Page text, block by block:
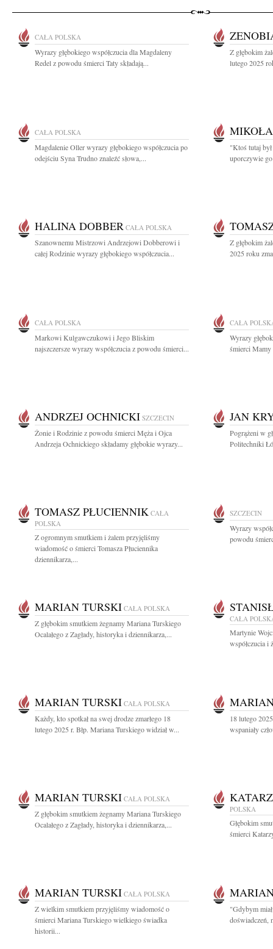
CAŁA POLSKA
Wyrazy głębokiego współczucia dla Magdaleny
Redel z powodu śmierci Taty składają...
Z głębokim
lutego 2025
CAŁA POLSKA
Magdalenie Oller wyrazy głębokiego współczucia po
odejściu Syna Trudno znaleźć słowa,...
"Ktoś tutaj
uporczywie
HALINA DOBBER CAŁA POLSKA
Szanownemu Mistrzowi Andrzejowi Dobberowi i
całej Rodzinie wyrazy głębokiego współczucia...
Z głębokim
2025 roku
CAŁA POLSKA
Markowi Kulgawczukowi i Jego Bliskim
najszczersze wyrazy współczucia z powodu śmierci...
CAŁA
Wyrazy
śmierci
ANDRZEJ OCHNICKI SZCZECIN
Żonie i Rodzinie z powodu śmierci Męża i Ojca
Andrzeja Ochnickiego składamy głębokie wyrazy...
JAN
Pogrążeni w
Politechniki
TOMASZ PŁUCIENNIK CAŁA
POLSKA
Z ogromnym smutkiem i żalem przyjęliśmy
wiadomość o śmierci Tomasza Płuciennika
dziennikarza,...
SZCZECIN
Wyrazy
powodu
MARIAN TURSKI CAŁA POLSKA
Z głębokim smutkiem żegnamy Mariana Turskiego
Ocalałego z Zagłady, historyka i dziennikarza,...
CAŁA
Martynie
współczucia i
MARIAN TURSKI CAŁA POLSKA
Każdy, kto spotkał na swej drodze zmarłego 18
lutego 2025 r. Błp. Mariana Turskiego widział w...
18 lutego
wspaniały
MARIAN TURSKI CAŁA POLSKA
Z głębokim smutkiem żegnamy Mariana Turskiego
Ocalałego z Zagłady, historyka i dziennikarza,...
POLSKA
Głębokim
śmierci
MARIAN TURSKI CAŁA POLSKA
Z wielkim smutkiem przyjęliśmy wiadomość o
śmierci Mariana Turskiego wielkiego świadka
historii...
"Gdybym
doświadczeń,